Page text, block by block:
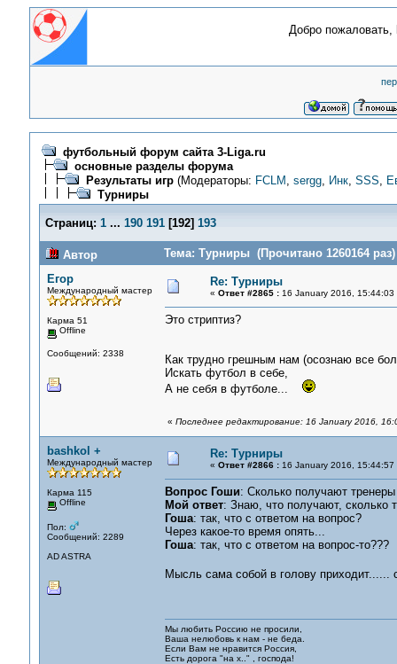
Добро пожаловать,
футбольный форум сайта 3-Liga.ru
основные разделы форума
Результаты игр(Модераторы: FCLM , sergg, Инк, SSS,
Турниры
Страниц: 1 ... 190 191[192] 193
Автор
Тема: Турниры (Прочитано 1260164 раз)
Егор
Международный мастер
Карма 51
Offline
Сообщений: 2338
Re: Турниры
« Ответ #2865 :16 January 2016, 15:44:03
Это стриптиз?
Как трудно грешным нам (осознаю все
Искать футбол в себе,
А не себя в футболе...
« Последнее редактирование: 16 January 2016,
bashkol +
Международный мастер
Карма 115
Offline
Пол:
Сообщений: 2289
AD ASTRA
Re: Турниры
« Ответ #2866 :16 January 2016, 15:44:57
Вопрос Гоши: Сколько получают тренеры
Мой ответ: Знаю, что получают, сколько
Гоша: так, что с ответом на вопрос?
Через какое-то время опять...
Гоша: так, что с ответом на вопрос-то???
Мысль сама собой в голову приходит......
Мы любить Россию не просили,
Ваша нелюбовь к нам - не беда.
Если Вам не нравится Россия,
Есть дорога "на х.." , господа!